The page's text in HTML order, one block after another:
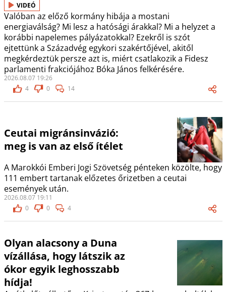
VIDEÓ
Valóban az előző kormány hibája a mostani
energiaválság? Mi lesz a hatósági árakkal? Mi a helyzet a
korábbi napelemes pályázatokkal? Ezekről is szót
ejtettünk a Századvég egykori szakértőjével, akitől
megkérdeztük persze azt is, miért csatlakozik a Fidesz
parlamenti frakciójához Bóka János felkérésére.
2026.08.07 19:26
4
0 14
Ceutai migránsinvázió:
meg is van az első ítélet
A Marokkói Emberi Jogi Szövetség pénteken közölte, hogy
111 embert tartanak előzetes őrizetben a ceutai
események után.
2026.08.07 19:11
0
0 4
Olyan alacsony a Duna
vízállása, hogy látszik az
ókor egyik leghosszabb
hídja!